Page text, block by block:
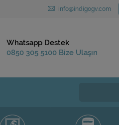
info@indigogv.com
Kargo Bedava
1.250 TL ve Üzeri
Whatsapp Destek
0850 305 5100 Bize Ulaşın